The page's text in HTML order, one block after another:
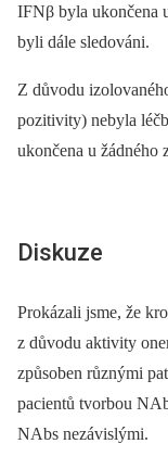
IFNβ byla ukončena
byli dále sledováni.
Z důvodu
pozitivity) nebyla
ukončena u žádného
Diskuze
Prokázali jsme, že
z důvodu aktivity
způsoben různými
pacientů tvorbou
NAbs nezávislými.